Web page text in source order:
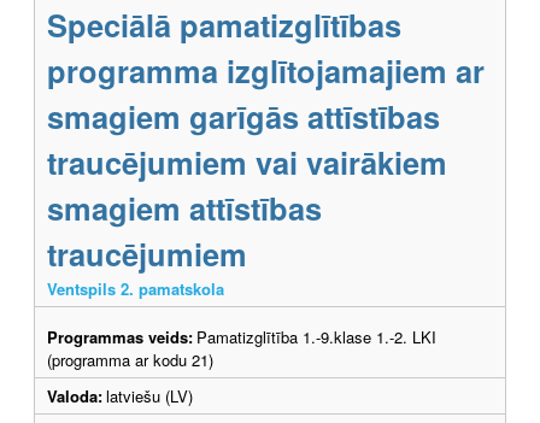
Speciālā pamatizglītības
programma izglītojamajiem ar
smagiem garīgās attīstības
traucējumiem vai vairākiem
smagiem attīstības
traucējumiem
Ventspils 2. pamatskola
Programmas veids: Pamatizglītība 1.-9.klase 1.-2. LKI
(programma ar kodu 21)
Valoda:latviešu (LV)